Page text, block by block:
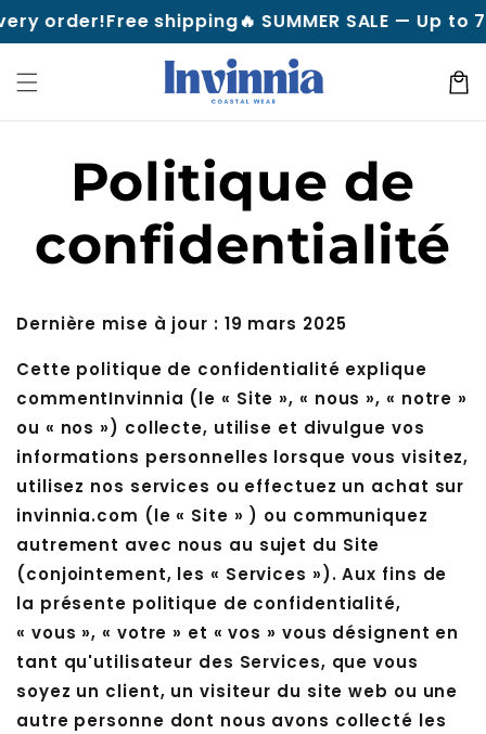
Skip to
content
Free shipping🔥 SUMMER SALE — Up to 70%
Cart
Politique de
confidentialité
Dernière mise à jour : 19 mars 2025
Cette politique de confidentialité explique
commentInvinnia (le « Site », « nous », « notre »
ou « nos ») collecte, utilise et divulgue vos
informations personnelles lorsque vous visitez,
utilisez nos services ou effectuez un achat sur
invinnia.com (le « Site » ) ou communiquez
autrement avec nous au sujet du Site
(conjointement, les « Services »). Aux fins de
la présente politique de confidentialité,
« vous », « votre » et « vos » vous désignent en
tant qu'utilisateur des Services, que vous
soyez un client, un visiteur du site web ou une
autre personne dont nous avons collecté les